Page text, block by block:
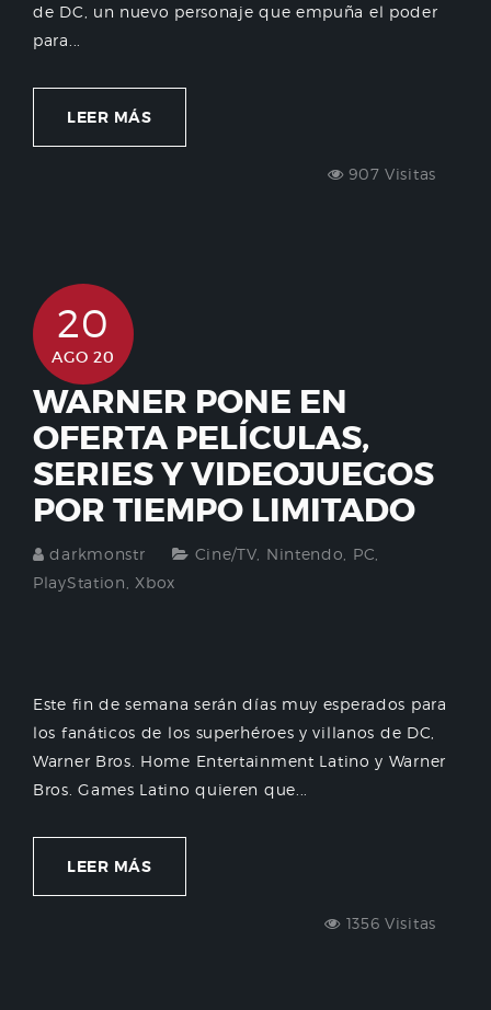
de DC, un nuevo personaje que empuña el poder
para...
LEER MÁS
907 Visitas
20
AGO 20
WARNER PONE EN
OFERTA PELÍCULAS,
SERIES Y VIDEOJUEGOS
POR TIEMPO LIMITADO
darkmonstr Cine/TV Nintendo PC
PlayStation
Xbox
Este fin de semana serán días muy esperados para
los fanáticos de los superhéroes y villanos de DC,
Warner Bros. Home Entertainment Latino y Warner
Bros. Games Latino quieren que...
LEER MÁS
1356 Visitas